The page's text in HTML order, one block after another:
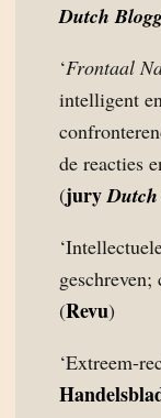
Dutch
‘Frontaal
intelligent
de reacties
(jury
geschreven;
(Revu)
‘Extreem-